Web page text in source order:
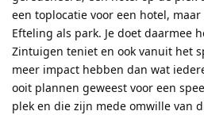
een toplocatie voor een hotel,
Efteling als park. Je doet daarmee
Zintuigen teniet en ook vanuit het
meer impact hebben dan wat
ooit plannen geweest voor een
plek en die zijn mede omwille van